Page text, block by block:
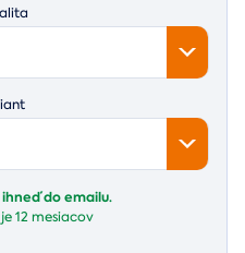
do emailu.
12 mesiacov